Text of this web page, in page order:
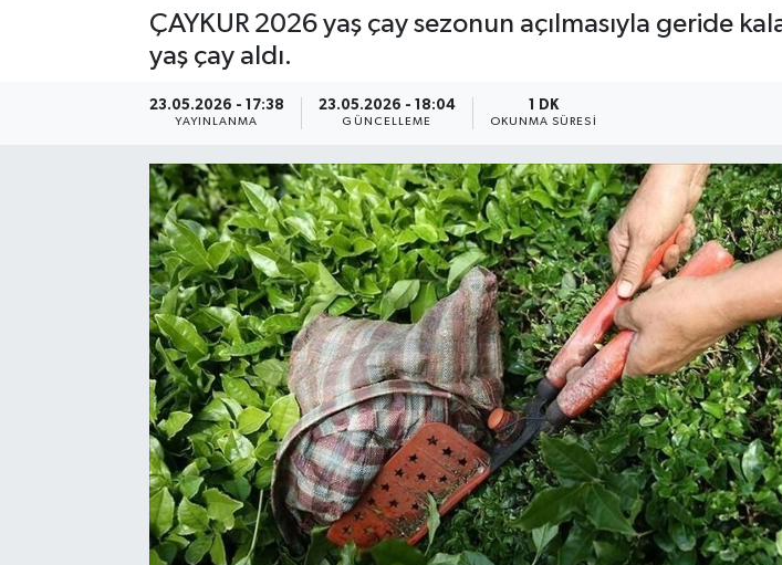
ÇAYKUR 2026 yaş çay sezonun açılmasıyla geride
yaş çay aldı.
23.05.2026 - 17:38
YAYINLANMA
23.05.2026 - 18:04
GÜNCELLEME
1 DK
OKUNMA SÜRESI